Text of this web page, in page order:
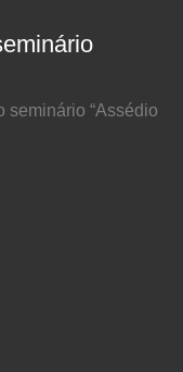
seminário “Assédio